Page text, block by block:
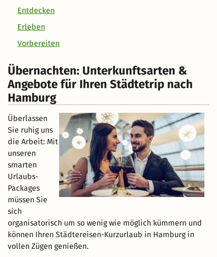
Entdecken
Erleben
Vorbereiten
Übernachten: Unterkunftsarten &
Angebote für Ihren Städtetrip nach
Hamburg
Überlassen
Sie ruhig uns
die Arbeit: Mit
unseren
smarten
Urlaubs-
Packages
müssen Sie
sich
organisatorisch um so wenig wie möglich kümmern und
können Ihren Städtereisen-Kurzurlaub in Hamburg in
vollen Zügen genießen.